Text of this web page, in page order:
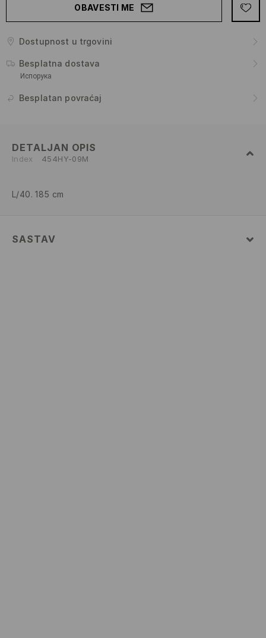
OBAVESTI ME
Dostupnost u trgovini
Besplatna dostava
Испорука
Besplatan povraćaj
DETALJAN OPIS
Index 454HY-09M
L/40. 185 cm
SASTAV